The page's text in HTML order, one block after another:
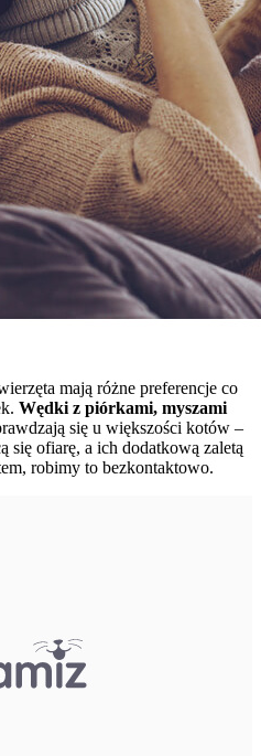
mają różne preferencje co
Wędki z piórkami, myszami
się u większości kotów –
się ofiarę, a ich dodatkową zaletą
robimy to bezkontaktowo.